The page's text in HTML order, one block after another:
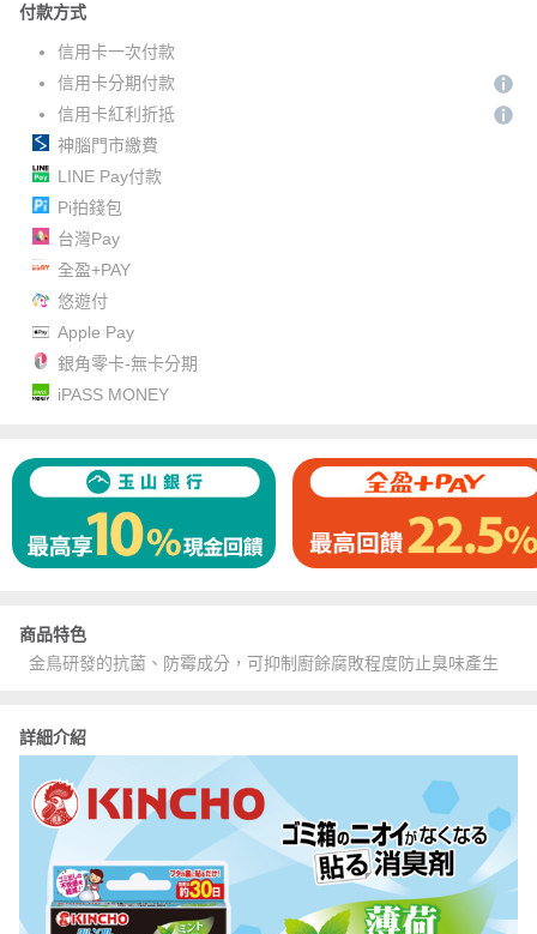
付款方式
信用卡一次付款
信用卡分期付款
信用卡紅利折抵
神腦門市繳費
LINE Pay付款
Pi拍錢包
台灣Pay
全盈+PAY
悠遊付
Apple Pay
銀角零卡-無卡分期
iPASS MONEY
商品特色
金鳥研發的抗菌、防霉成分，可抑制廚餘腐敗程度防止臭味產生
詳細介紹